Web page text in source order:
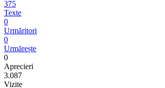
375
Texte
0
Urmăritori
0
Urmărește
0
Aprecieri
3.087
Vizite